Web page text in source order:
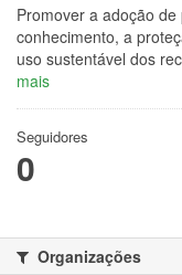
Promover a adoção
conhecimento, a
uso sustentável dos
mais
Seguidores
0
Organizações